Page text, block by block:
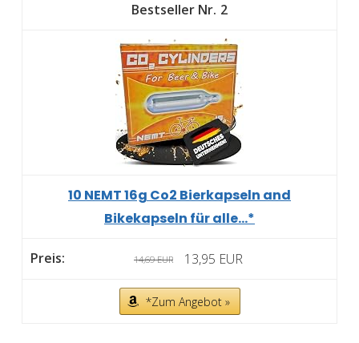
2
10 NEMT 16g Co2 Bierkapseln and
Bikekapseln für alle...*
14,69 EUR 13,95 EUR
*Zum Angebot »